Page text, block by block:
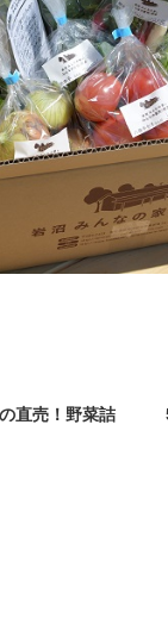
直売！野菜詰